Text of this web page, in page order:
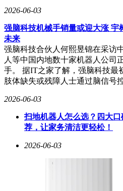
2026-06-03
强脑科技机械手销量或迎大涨 宇
未来
强脑科技合伙人何熙昱锦在采访
人等中国内地数十家机器人公司
手。 据IT之家了解，强脑科技最
肢体缺失或残障人士通过脑信号
2026-06-03
扫地机器人怎么选？四大
荐，让家务清洁更轻松！
2026-06-03